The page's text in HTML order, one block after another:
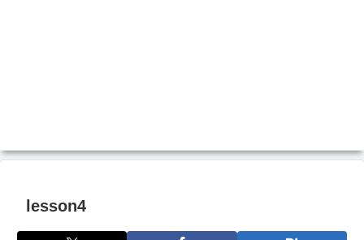
lesson4